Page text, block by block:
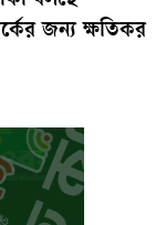
জন্য ক্ষতিকর